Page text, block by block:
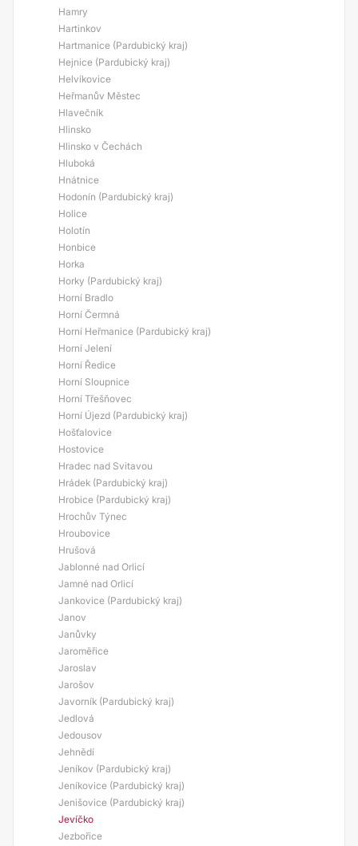
Hamry
Hartinkov
Hartmanice (Pardubický kraj)
Hejnice (Pardubický kraj)
Helvíkovice
Heřmanův Městec
Hlavečník
Hlinsko
Hlinsko v Čechách
Hluboká
Hnátnice
Hodonín (Pardubický kraj)
Holice
Holotín
Honbice
Horka
Horky (Pardubický kraj)
Horní Bradlo
Horní Čermná
Horní Heřmanice (Pardubický kraj)
Horní Jelení
Horní Ředice
Horní Sloupnice
Horní Třešňovec
Horní Újezd (Pardubický kraj)
Hošťalovice
Hostovice
Hradec nad Svitavou
Hrádek (Pardubický kraj)
Hrobice (Pardubický kraj)
Hrochův Týnec
Hroubovice
Hrušová
Jablonné nad Orlicí
Jamné nad Orlicí
Jankovice (Pardubický kraj)
Janov
Janůvky
Jaroměřice
Jaroslav
Jarošov
Javorník (Pardubický kraj)
Jedlová
Jedousov
Jehnědí
Jeníkov (Pardubický kraj)
Jeníkovice (Pardubický kraj)
Jenišovice (Pardubický kraj)
Jevíčko
Jezbořice